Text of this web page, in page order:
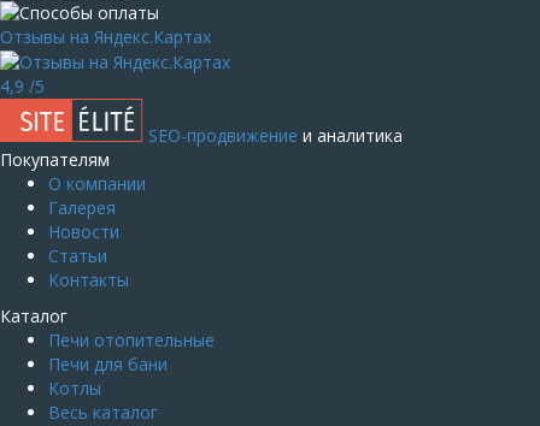
Отзывы на Яндекс.Картах
4,9 /5
SEO-продвижение и аналитика
Покупателям
О компании
Галерея
Новости
Статьи
Контакты
Каталог
Печи отопительные
Печи для бани
Котлы
Весь каталог